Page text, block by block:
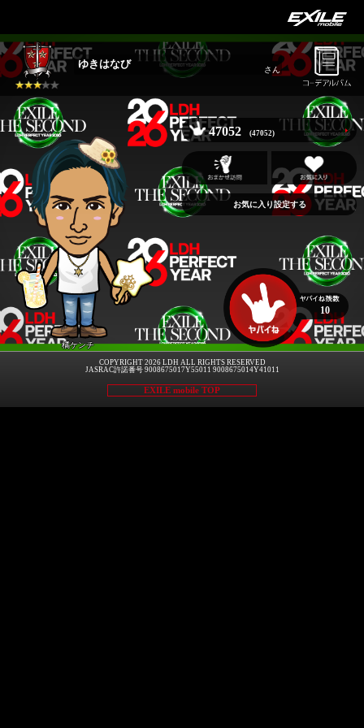
ゆきはなび さん
橘ケンチ
47052 (47052)
お気に入り設定する
10
COPYRIGHT 2026 LDH ALL RIGHTS RESERVED
JASRAC許諾番号 9008675017Y55011 9008675014Y41011
EXILE mobile TOP